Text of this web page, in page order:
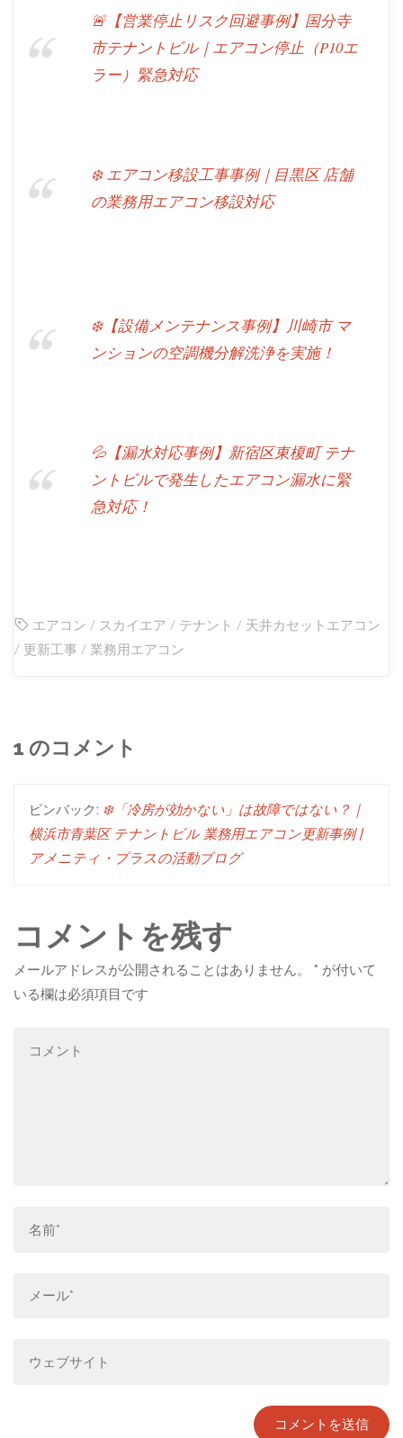
🚨【営業停止リスク回避事例】国分寺
市テナントビル｜エアコン停止（P10エ
ラー）緊急対応
❄️ エアコン移設工事事例｜目黒区 店舗
の業務用エアコン移設対応
❄️【設備メンテナンス事例】川崎市 マ
ンションの空調機分解洗浄を実施！
💦【漏水対応事例】新宿区東榎町 テナ
ントビルで発生したエアコン漏水に緊
急対応！
エアコン / スカイエア / テナント / 天井カセットエアコン
/ 更新工事 /業務用エアコン
1 のコメント
ピンバック: ❄️「冷房が効かない」は故障ではない？｜
横浜市青葉区 テナントビル 業務用エアコン更新事例 |
アメニティ・プラスの活動ブログ
コメントを残す
メールアドレスが公開されることはありません。 * が付いて
いる欄は必須項目です